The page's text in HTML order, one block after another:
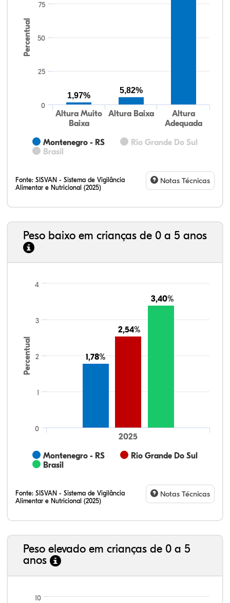
Percentual
Montenegro - RS
Rio Grande Do Sul
Brasil
Altura Muito
Baixa
Altura Baixa
Altura
Adequada
0
25
50
75
1,97%
5,82%
Fonte: SISVAN - Sistema de Vigilância
Alimentar e Nutricional (2025)
Notas Técnicas
Peso baixo em crianças de 0 a 5 anos
Percentual 1,78%
1,78%
2,54%
2,54%
3,40%
3,40%
Montenegro - RS
Rio Grande Do Sul
Brasil
2025
0
1
2
3
4
Fonte: SISVAN - Sistema de Vigilância
Alimentar e Nutricional (2025)
Notas Técnicas
Peso elevado em crianças de 0 a 5
anos
10